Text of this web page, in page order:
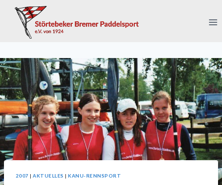
Inhalt
springen
2007 |AKTUELLES |KANU-RENNSPORT